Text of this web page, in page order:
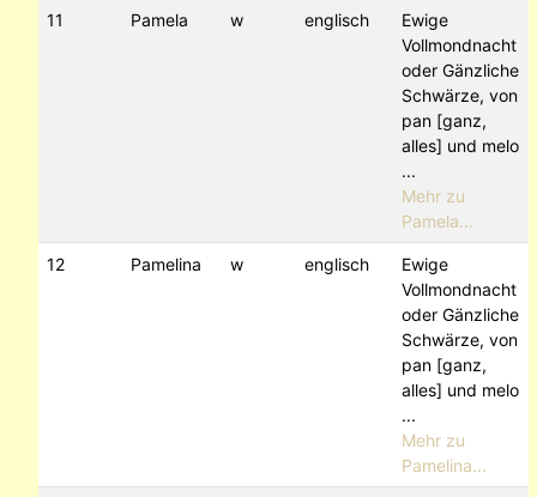
11 Pamela w englisch
Ewige
Vollmondnacht
oder Gänzliche
Schwärze, von
pan [ganz,
alles] und melo
...
Mehr zu
Pamela...
12 Pamelina w englisch
Ewige
Vollmondnacht
oder Gänzliche
Schwärze, von
pan [ganz,
alles] und melo
...
Mehr zu
Pamelina...